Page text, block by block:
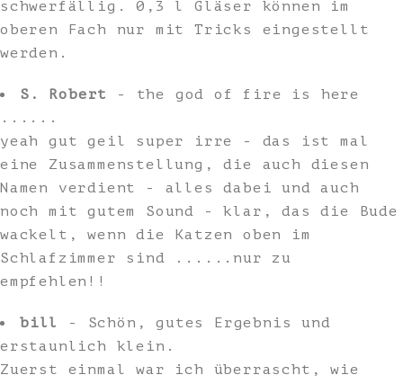
schwerfällig. 0,3 l Gläser können im
oberen Fach nur mit Tricks eingestellt
werden.
S. Robert
- the god of fire is here
......
yeah gut geil super irre - das ist mal
eine Zusammenstellung, die auch diesen
Namen verdient - alles dabei und auch
noch mit gutem Sound - klar, das die Bude
wackelt, wenn die Katzen oben im
Schlafzimmer sind ......nur zu
empfehlen!!
bill
- Schön, gutes Ergebnis und
erstaunlich klein.
Zuerst einmal war ich überrascht, wie